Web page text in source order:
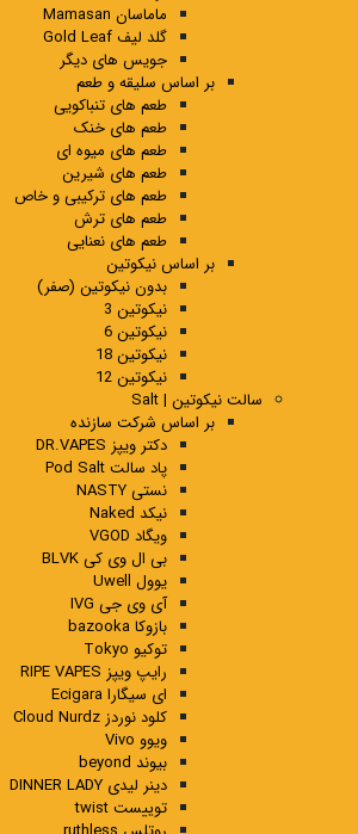
ماماسان Mamasan
گلد لیف Gold Leaf
جویس های دیگر
بر اساس سلیقه و طعم
طعم های تنباکویی
طعم های خنک
طعم های میوه ای
طعم های شیرین
طعم های ترکیبی و خاص
طعم های ترش
طعم های نعنایی
بر اساس نیکوتین
بدون نیکوتین (صفر)
نیکوتین 3
نیکوتین 6
نیکوتین 18
نیکوتین 12
سالت نیکوتین | Salt
بر اساس شرکت سازنده
دکتر ویپز DR.VAPES
پاد سالت Pod Salt
نستی NASTY
نیکد Naked
ویگاد VGOD
بی ال وی کی BLVK
یوول Uwell
آی وی جی IVG
بازوکا bazooka
توکیو Tokyo
رایپ ویپز RIPE VAPES
ای سیگارا Ecigara
کلود نوردز Cloud Nurdz
ویوو Vivo
بیوند beyond
دینر لیدی DINNER LADY
توییست twist